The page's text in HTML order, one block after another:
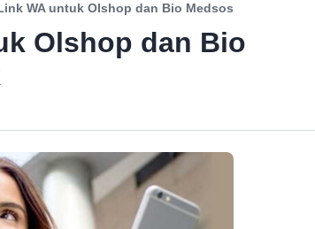
WA untuk Olshop dan Bio Medsos
Olshop dan Bio